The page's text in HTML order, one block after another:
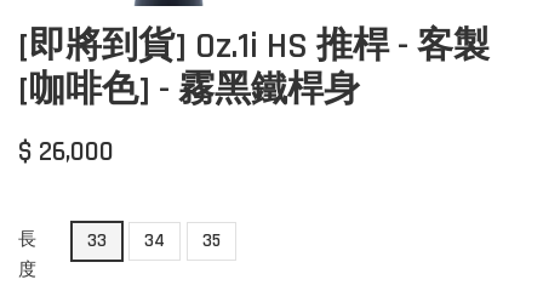
[即將到貨] Oz.1i HS 推桿 - 客製
[咖啡色] - 霧黑鐵桿身
$ 26,000
長
度
33 34 35